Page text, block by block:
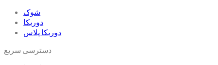
شوک
دوریکا
دوریکا پلاس
دسترسی سریع